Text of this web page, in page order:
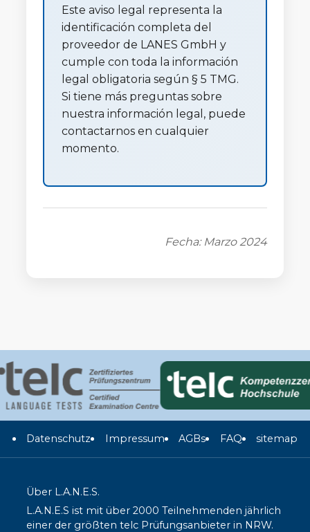
Este aviso legal representa la
identificación completa del
proveedor de LANES GmbH y
cumple con toda la información
legal obligatoria según § 5 TMG.
Si tiene más preguntas sobre
nuestra información legal, puede
contactarnos en cualquier
momento.
Fecha: Marzo 2024
Datenschutz Impressum AGBs FAQ sitemap
Über L.A.N.E.S.
L.A.N.E.S ist mit über 2000 Teilnehmenden jährlich
einer der größten telc Prüfungsanbieter in NRW.